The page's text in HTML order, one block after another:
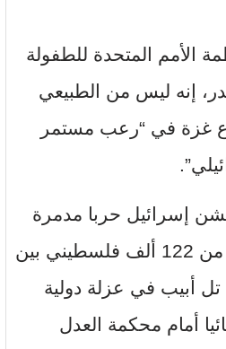
الأمم المتحدة للطفولة
إنه ليس من الطبيعي
غزة في “رعب مستمر
7 أكتوبر 2023 تشن إسرائيل حربا مدمرة
على غزة خلفت أكثر من 122 ألف فلسطيني بين
أبيب في عزلة دولية
أمام محكمة العدل